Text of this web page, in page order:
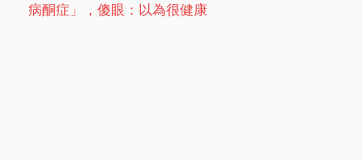
病酮症」，傻眼：以為很健康